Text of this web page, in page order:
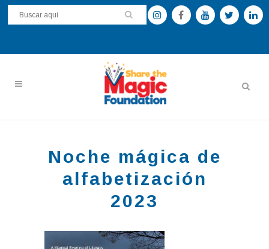
Noche mágica de
alfabetización
2023